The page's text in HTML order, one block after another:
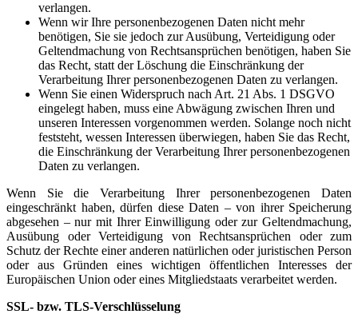
verlangen.
Wenn wir Ihre personenbezogenen Daten nicht mehr
benötigen, Sie sie jedoch zur Ausübung, Verteidigung oder
Geltendmachung von Rechtsansprüchen benötigen, haben Sie
das Recht, statt der Löschung die Einschränkung der
Verarbeitung Ihrer personenbezogenen Daten zu verlangen.
Wenn Sie einen Widerspruch nach Art. 21 Abs. 1 DSGVO
eingelegt haben, muss eine Abwägung zwischen Ihren und
unseren Interessen vorgenommen werden. Solange noch nicht
feststeht, wessen Interessen überwiegen, haben Sie das Recht,
die Einschränkung der Verarbeitung Ihrer personenbezogenen
Daten zu verlangen.
Wenn Sie die Verarbeitung Ihrer personenbezogenen Daten
eingeschränkt haben, dürfen diese Daten – von ihrer Speicherung
abgesehen – nur mit Ihrer Einwilligung oder zur Geltendmachung,
Ausübung oder Verteidigung von Rechtsansprüchen oder zum
Schutz der Rechte einer anderen natürlichen oder juristischen Person
oder aus Gründen eines wichtigen öffentlichen Interesses der
Europäischen Union oder eines Mitgliedstaats verarbeitet werden.
SSL- bzw. TLS-Verschlüsselung